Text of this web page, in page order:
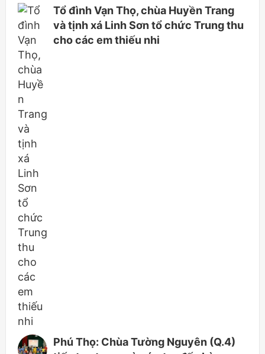
Tổ đình Vạn Thọ, chùa Huyền Trang
và tịnh xá Linh Sơn tổ chức Trung thu
cho các em thiếu nhi
Phú Thọ: Chùa Tường Nguyên (Q.4)